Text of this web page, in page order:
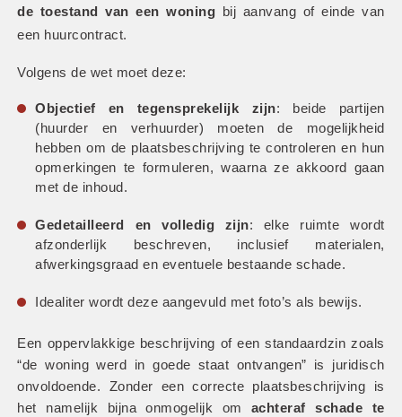
de toestand van een woning bij aanvang of einde van
een huurcontract.
Volgens de wet moet deze:
Objectief en tegensprekelijk zijn: beide partijen
(huurder en verhuurder) moeten de mogelijkheid
hebben om de plaatsbeschrijving te controleren en hun
opmerkingen te formuleren, waarna ze akkoord gaan
met de inhoud.
Gedetailleerd en volledig zijn: elke ruimte wordt
afzonderlijk beschreven, inclusief materialen,
afwerkingsgraad en eventuele bestaande schade.
Idealiter wordt deze aangevuld met foto’s als bewijs.
Een oppervlakkige beschrijving of een standaardzin zoals
“de woning werd in goede staat ontvangen” is juridisch
onvoldoende. Zonder een correcte plaatsbeschrijving is
het namelijk bijna onmogelijk om
achteraf schade te